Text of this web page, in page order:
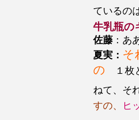
ているの
牛乳瓶の
佐藤 ：あ
夏実： そ
の １枚
ねて、そ
すの、
ヒ